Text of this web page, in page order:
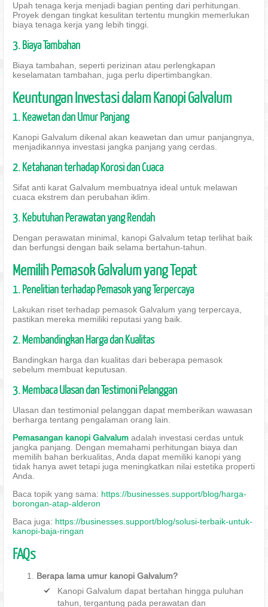
Upah tenaga kerja menjadi bagian penting dari perhitungan.
Proyek dengan tingkat kesulitan tertentu mungkin memerlukan
biaya tenaga kerja yang lebih tinggi.
3. Biaya Tambahan
Biaya tambahan, seperti perizinan atau perlengkapan
keselamatan tambahan, juga perlu dipertimbangkan.
Keuntungan Investasi dalam Kanopi Galvalum
1. Keawetan dan Umur Panjang
Kanopi Galvalum dikenal akan keawetan dan umur panjangnya,
menjadikannya investasi jangka panjang yang cerdas.
2. Ketahanan terhadap Korosi dan Cuaca
Sifat anti karat Galvalum membuatnya ideal untuk melawan
cuaca ekstrem dan perubahan iklim.
3. Kebutuhan Perawatan yang Rendah
Dengan perawatan minimal, kanopi Galvalum tetap terlihat baik
dan berfungsi dengan baik selama bertahun-tahun.
Memilih Pemasok Galvalum yang Tepat
1. Penelitian terhadap Pemasok yang Terpercaya
Lakukan riset terhadap pemasok Galvalum yang terpercaya,
pastikan mereka memiliki reputasi yang baik.
2. Membandingkan Harga dan Kualitas
Bandingkan harga dan kualitas dari beberapa pemasok
sebelum membuat keputusan.
3. Membaca Ulasan dan Testimoni Pelanggan
Ulasan dan testimonial pelanggan dapat memberikan wawasan
berharga tentang pengalaman orang lain.
Pemasangan kanopi Galvalum adalah investasi cerdas untuk
jangka panjang. Dengan memahami perhitungan biaya dan
memilih bahan berkualitas, Anda dapat memiliki kanopi yang
tidak hanya awet tetapi juga meningkatkan nilai estetika properti
Anda.
Baca topik yang sama: https://businesses.support/blog/harga-
borongan-atap-alderon
Baca juga: https://businesses.support/blog/solusi-terbaik-untuk-
kanopi-baja-ringan
FAQs
Berapa lama umur kanopi Galvalum?
Kanopi Galvalum dapat bertahan hingga puluhan
tahun, tergantung pada perawatan dan